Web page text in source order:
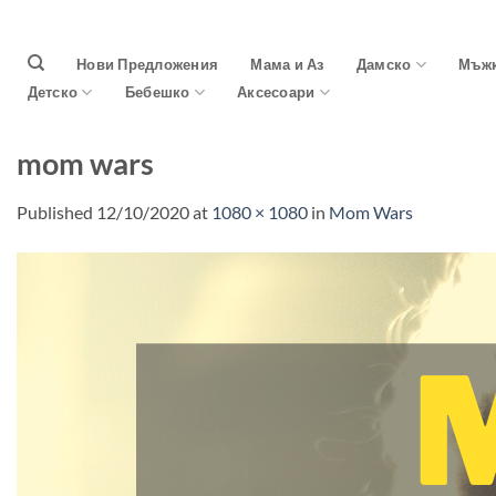
content
Нови Предложения Мама и Аз Дамско
Детско
Бебешко Аксесоари
mom wars
Published 12/10/2020at 1080 × 1080 in Mom Wars